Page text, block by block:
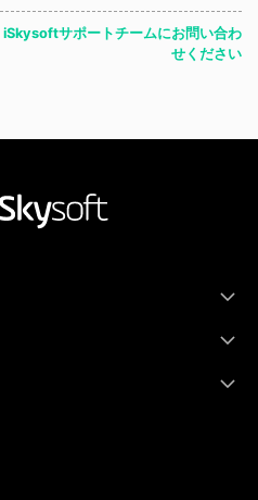
iSkysoftサポートチームにお問い合わ
せください